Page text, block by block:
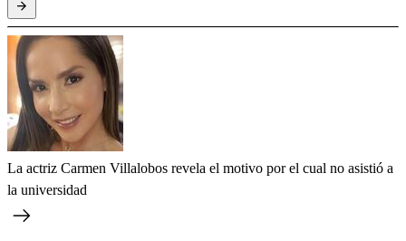
La actriz Carmen Villalobos revela el motivo por el cual no asistió a
la universidad